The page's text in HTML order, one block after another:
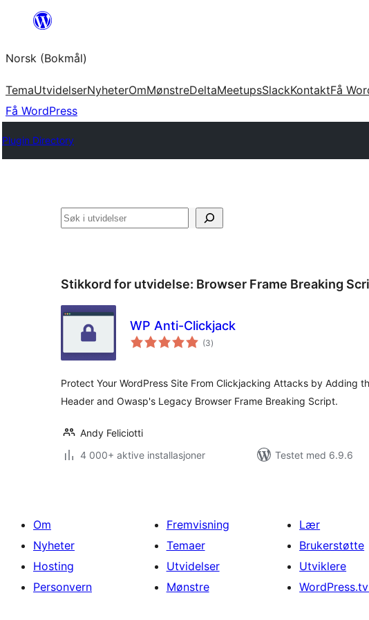
Hopp
innhold
Norsk (Bokmål)
TemaUtvidelserNyheterOmMønstreDeltaMeetupsSlackKontaktFå
Få WordPress
Plugin Directory
Søk
Stikkord for utvidelse: Browser Frame Breaking
WP Anti-Clickjack
(3totale
vurderinger
)
Protect Your WordPress Site From Clickjacking Attacks by Adding
Header and Owasp's Legacy Browser Frame Breaking Script.
Andy Feliciotti
4 000+ aktive installasjoner
Testet med 6.9.6
Om
Nyheter
Hosting
Personvern
Fremvisning
Temaer
Utvidelser
Mønstre
Lær
Brukerstøtte
Utviklere
WordPress.tv